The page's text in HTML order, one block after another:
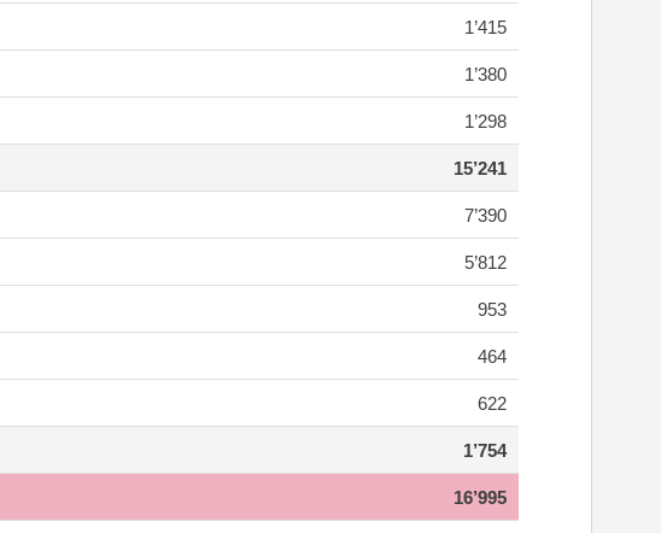
1’415
1’380
1’298
15’241
7’390
5’812
953
464
622
1’754
16’995